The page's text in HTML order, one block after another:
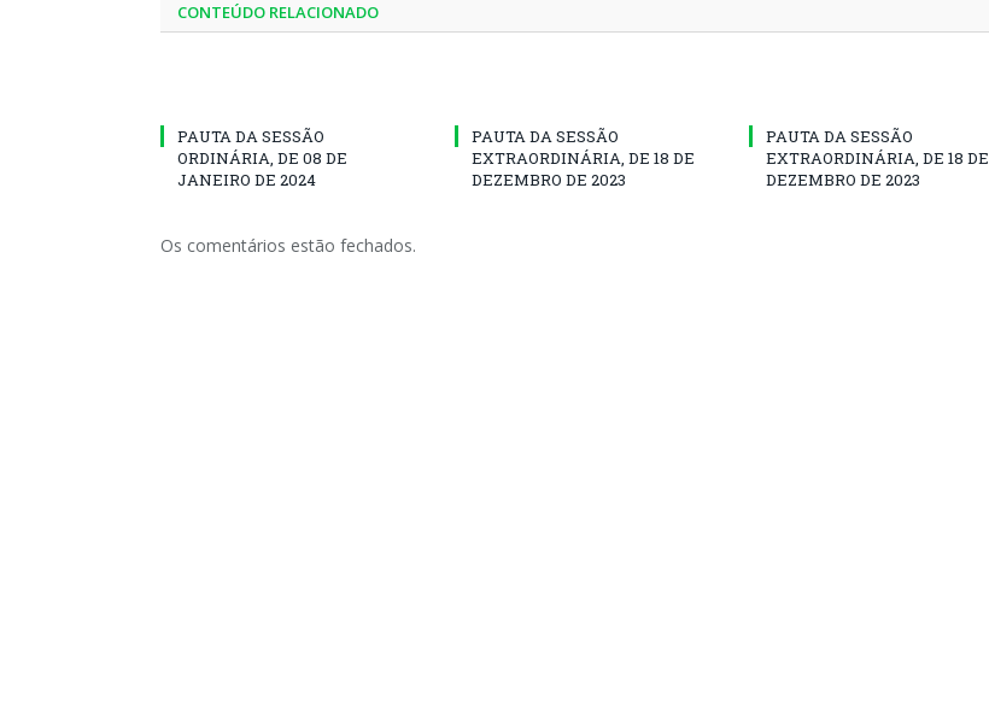
CONTEÚDO RELACIONADO
PAUTA DA SESSÃO
ORDINÁRIA, DE 08 DE
JANEIRO DE 2024
PAUTA DA SESSÃO
EXTRAORDINÁRIA, DE 18 DE
DEZEMBRO DE 2023
PAUTA DA SESSÃO
EXTRAORDINÁRIA, DE 18 DE
DEZEMBRO DE 2023
Os comentários estão fechados.